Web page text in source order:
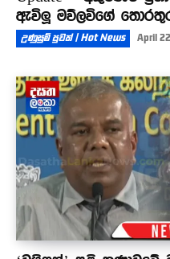
ඇවිලූ මව්ලවිගේ
උණුසුම් පුවත් | Hot News April